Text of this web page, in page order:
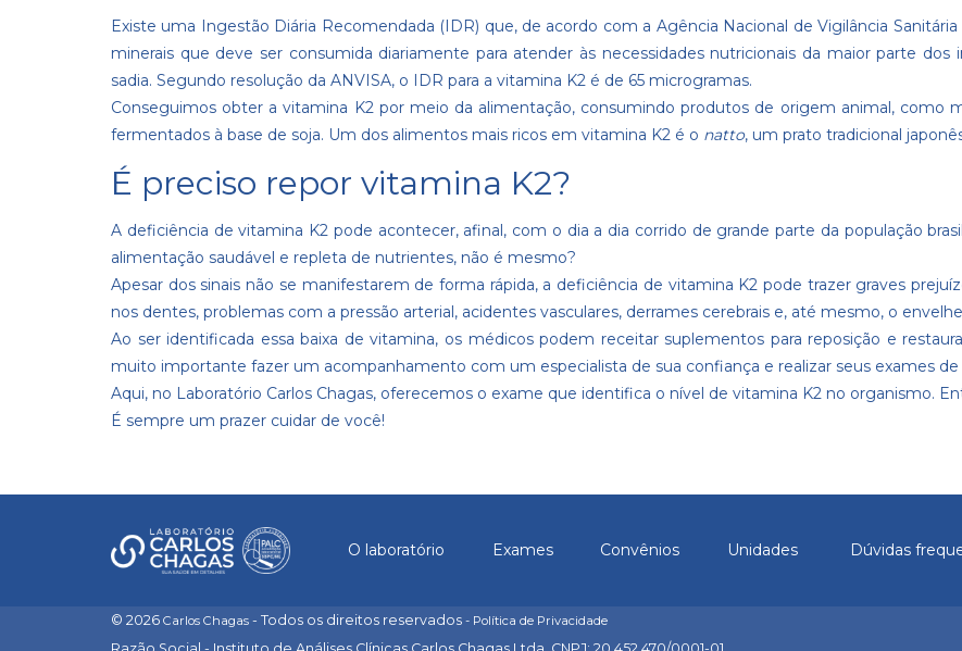
Existe uma Ingestão Diária Recomendada (IDR) que, de acordo com a Agência Nacional de Vigilância
minerais que deve ser consumida diariamente para atender às necessidades nutricionais da maior parte
sadia. Segundo resolução da ANVISA, o IDR para a vitamina K2 é de 65 microgramas.
Conseguimos obter a vitamina K2 por meio da alimentação, consumindo produtos de origem animal, como
fermentados à base de soja. Um dos alimentos mais ricos em vitamina K2 é o natto, um prato tradicional
É preciso repor vitamina K2?
A deficiência de vitamina K2 pode acontecer, afinal, com o dia a dia corrido de grande parte da população
alimentação saudável e repleta de nutrientes, não é mesmo?
Apesar dos sinais não se manifestarem de forma rápida, a deficiência de vitamina K2 pode trazer graves
nos dentes, problemas com a pressão arterial, acidentes vasculares, derrames cerebrais e, até mesmo, o
Ao ser identificada essa baixa de vitamina, os médicos podem receitar suplementos para reposição e
muito importante fazer um acompanhamento com um especialista de sua confiança e realizar seus exames
Aqui, no Laboratório Carlos Chagas, oferecemos o exame que identifica o nível de vitamina K2 no organismo.
É sempre um prazer cuidar de você!
O laboratório Exames Convênios Unidades Dúvidas
© 2026 Carlos Chagas - Todos os direitos reservados - Política de Privacidade